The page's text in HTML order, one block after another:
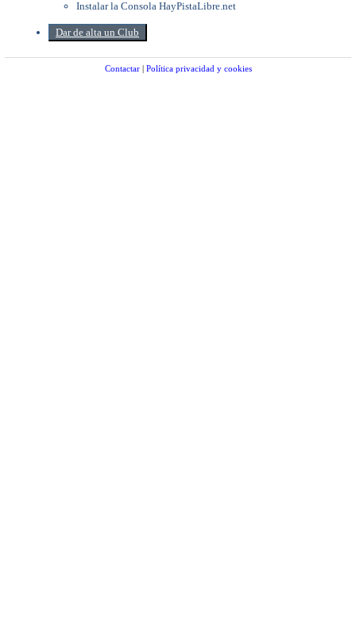
Instalar la Consola HayPistaLibre.net
Dar de alta un Club
Contactar | Política privacidad y cookies